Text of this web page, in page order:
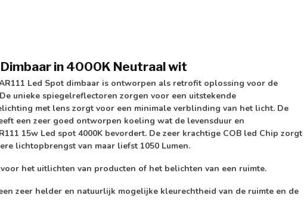
Dimbaar in 4000K Neutraal wit
Led Spot dimbaar is ontworpen als retrofit oplossing voor de
unieke spiegelreflectoren zorgen voor een uitstekende
met lens zorgt voor een minimale verblinding van het licht. De
een zeer goed ontworpen koeling wat de levensduur en
15w Led spot 4000K bevordert. De zeer krachtige COB led Chip zorgt
lichtopbrengst van maar liefst 1050 Lumen.
het uitlichten van producten of het belichten van een ruimte.
zeer helder en natuurlijk mogelijke kleurechtheid van de ruimte en de